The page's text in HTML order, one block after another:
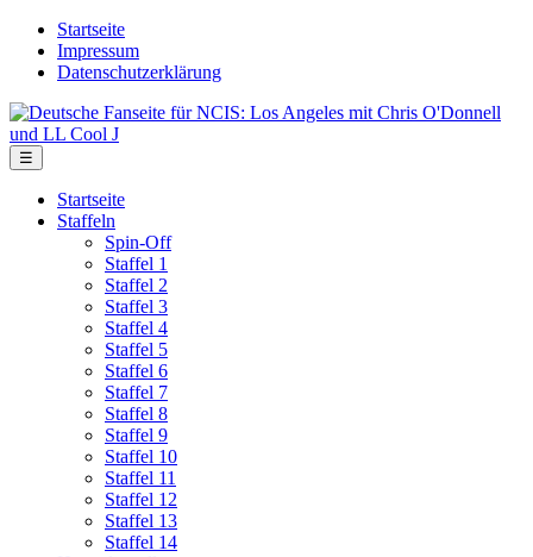
Skip
Startseite
Impressum
Datenschutzerklärung
Deutsche
Fanseite
für
NCIS:
Angeles
O'Donnell
☰
Startseite
Staffeln
Spin-Off
Staffel 1
Staffel 2
Staffel 3
Staffel 4
Staffel 5
Staffel 6
Staffel 7
Staffel 8
Staffel 9
Staffel 10
Staffel 11
Staffel 12
Staffel 13
Staffel 14